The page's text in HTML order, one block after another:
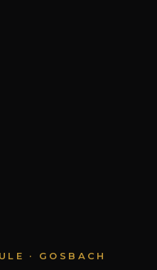
· GOSBACH